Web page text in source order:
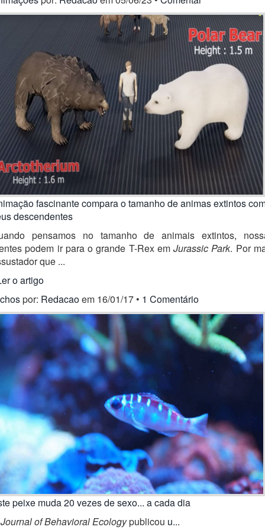
fascinante compara o tamanho de animas extintos
descendentes
pensamos no tamanho de animais extintos,
podem ir para o grande T-Rex emJurassic Park. Por
que ...
o artigo
por: Redacaoem 16/01/17 • 1 Comentário
peixe muda 20 vezes de sexo... a cada dia
Journal of Behavioral Ecologypublicou u...